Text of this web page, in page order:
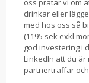
oss pratar vi om
drinkar eller
med hos oss så
(1195 sek exkl
god investering i
LinkedIn att du
partnerträffar